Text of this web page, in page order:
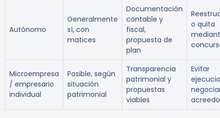
Autónomo
Generalmente
sí, con
matices
Documentación
contable y
fiscal,
propuesta de
plan
o quita
Microempresa
/ empresario
individual
Posible, según
situación
patrimonial
Transparencia
patrimonial y
propuestas
viables
Evitar